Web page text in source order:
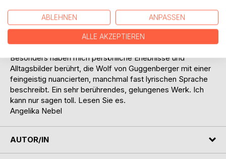
Das Erfahren und Verarbeiten dunkler Abgründen von Sucht
und Missbrauch lässt das Licht der Liebe und des Lebens
sowie die Schönheit und die Farben der Natur in neuem
Glanz erstrahlen.
Besonders haben mich persönliche Erlebnisse und
Alltagsbilder berührt, die Wolf von Guggenberger mit einer
feingeistig nuancierten, manchmal fast lyrischen Sprache
beschreibt. Ein sehr berührendes, gelungenes Werk. Ich
kann nur sagen toll. Lesen Sie es.
Angelika Nebel
AUTOR/IN
ABLEHNEN ANPASSEN
ALLE AKZEPTIEREN